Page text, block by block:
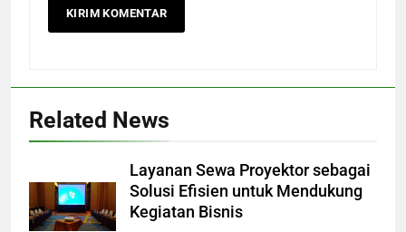
Related News
Layanan Sewa Proyektor sebagai
Solusi Efisien untuk Mendukung
Kegiatan Bisnis